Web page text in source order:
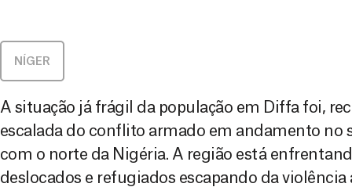
NÍGER
A situação já frágil da população em Diffa foi,
escalada do conflito armado em andamento no
com o norte da Nigéria. A região está
deslocados e refugiados escapando da violência